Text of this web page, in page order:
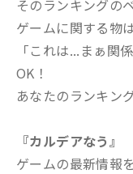
そのランキングの
ゲームに関する物
「これは...まぁ関
OK！
あなたのランキン
『カルデアなう』
ゲームの最新情報